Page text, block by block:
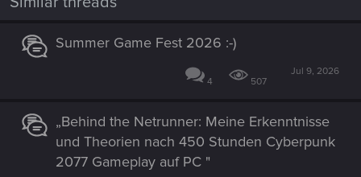
o
s
:
Summer Game Fest 2026 :-)
4 507
Jul 9, 2026
„Behind the Netrunner: Meine Erkenntnisse
und Theorien nach 450 Stunden Cyberpunk
2077 Gameplay auf PC "